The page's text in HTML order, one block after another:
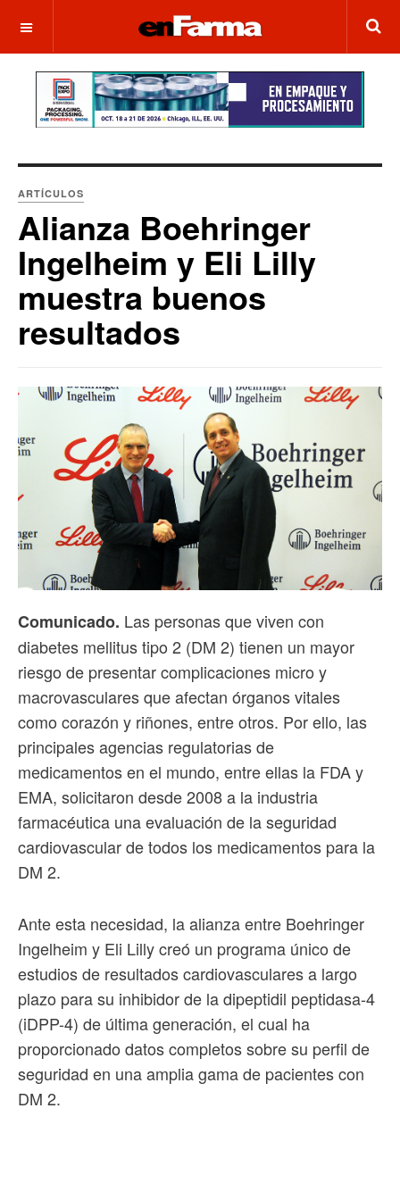
OFF CANVAS
ARTÍCULOS
Alianza Boehringer
Ingelheim y Eli Lilly
muestra buenos
resultados
Comunicado. Las personas que viven con
diabetes mellitus tipo 2 (DM 2) tienen un mayor
riesgo de presentar complicaciones micro y
macrovasculares que afectan órganos vitales
como corazón y riñones, entre otros. Por ello, las
principales agencias regulatorias de
medicamentos en el mundo, entre ellas la FDA y
EMA, solicitaron desde 2008 a la industria
farmacéutica una evaluación de la seguridad
cardiovascular de todos los medicamentos para la
DM 2.
Ante esta necesidad, la alianza entre Boehringer
Ingelheim y Eli Lilly creó un programa único de
estudios de resultados cardiovasculares a largo
plazo para su inhibidor de la dipeptidil peptidasa-4
(iDPP-4) de última generación, el cual ha
proporcionado datos completos sobre su perfil de
seguridad en una amplia gama de pacientes con
DM 2.